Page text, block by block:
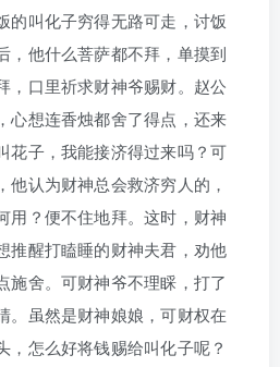
的叫化子穷得无路可走，讨饭
，他什么菩萨都不拜，单摸到
，口里祈求财神爷赐财。赵公
心想连香烛都舍了得点，还来
花子，我能接济得过来吗？可
他认为财神总会救济穷人的，
用？便不住地拜。这时，财神
推醒打瞌睡的财神夫君，劝他
施舍。可财神爷不理睬，打了
。虽然是财神娘娘，可财权在
，怎么好将钱赐给叫化子呢？